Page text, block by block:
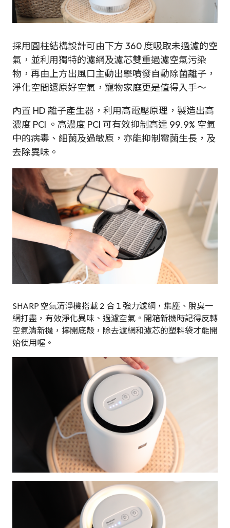
採用圓柱結構設計可由下方 360 度吸取未過濾的空
氣，並利用獨特的濾網及濾芯雙重過濾空氣污染
物，再由上方出風口主動出擊噴發自動除菌離子，
淨化空間還原好空氣，寵物家庭更是值得入手～
內置 HD 離子產生器，利用高電壓原理，製造出高
濃度 PCI 。高濃度 PCI 可有效抑制高達 99.9% 空氣
中的病毒、細菌及過敏原，亦能抑制霉菌生長，及
去除異味。
SHARP 空氣清淨機搭載 2 合 1 強力濾網，集塵、脫臭一
網打盡，有效淨化異味、過濾空氣。開箱新機時記得反轉
空氣清新機，擰開底殼，除去濾網和濾芯的塑料袋才能開
始使用喔。